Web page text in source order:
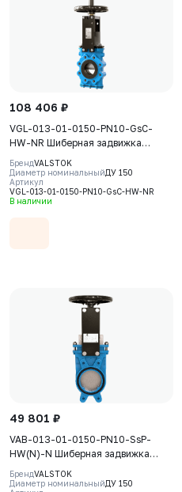
108 406 ₽
VGL-013-01-0150-PN10-GsC-
HW-NR Шиберная задвижка
Valstok, серия VGL, DN 0150, PN10,
штурвал, выдвижной шток, корпус
GJS-400-15 (GGG40) нож AISI304,
уплотнение Natural Rubber
БрендVALSTOK
Диаметр номинальныйДУ 150
Артикул
VGL-013-01-0150-PN10-GsC-HW-NR
В наличии
49 801 ₽
VAB-013-01-0150-PN10-SsP-
HW(N)-N Шиберная задвижка
Valstok, серия VAB, DN0150, PN10,
штурвал, невыдвижной шток,
БрендVALSTOK
Диаметр номинальныйДУ 150